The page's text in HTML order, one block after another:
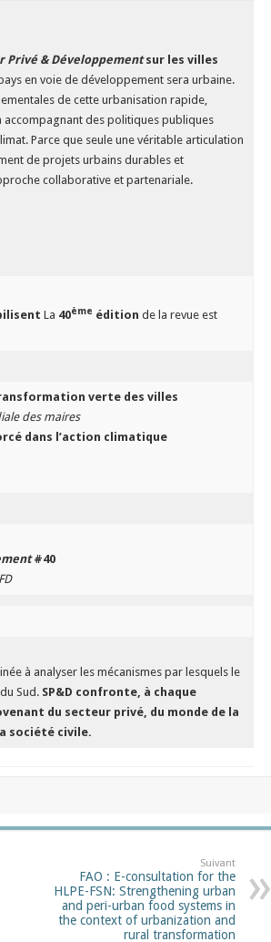
Privé & Développementsur les villes
en voie de développement sera urbaine.
de cette urbanisation rapide,
accompagnant des politiques publiques
Parce que seule une véritable articulation
de projets urbains durables et
collaborative et partenariale.
La 40ème édition de la revue est
verte des villes
des maires
dans l’action climatique
#40
à analyser les mécanismes par lesquels le
Sud. SP&D confronte, à chaque
du secteur privé, du monde de la
société civile.
Suivant
FAO : E-consultation for the
HLPE-FSN: Strengthening urban
and peri-urban food systems in
the context of urbanization and
rural transformation